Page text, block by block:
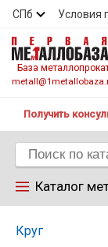
СПб Условия
Скидки Прайс
База
Получить
Каталог
Круг